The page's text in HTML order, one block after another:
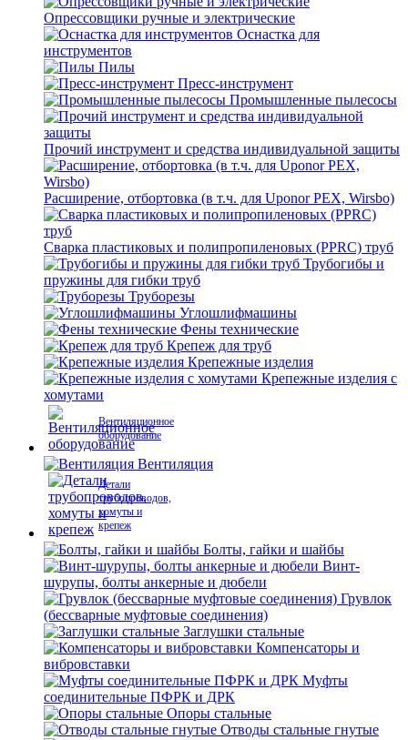
Опрессовщики ручные и электрические
Оснастка для
инструментов
Пилы
Пресс-инструмент
Промышленные пылесосы
Прочий инструмент и средства индивидуальной защиты
Расширение, отбортовка (в т.ч. для Uponor PEX, Wirsbo)
Сварка пластиковых и полипропиленовых (PPRC) труб
Трубогибы и
пружины для гибки труб
Труборезы
Углошлифмашины
Фены технические
Крепеж для труб
Крепежные изделия
Крепежные изделия с
хомутами
Вентиляционное
оборудование
Вентиляция
Детали
трубопроводов,
хомуты и
крепеж
Болты, гайки и шайбы
Винт-
шурупы, болты анкерные и дюбели
Грувлок
(бессварные муфтовые соединения)
Заглушки стальные
Компенсаторы и
вибровставки
Муфты
соединительные ПФРК и ДРК
Опоры стальные
Отводы стальные гнутые